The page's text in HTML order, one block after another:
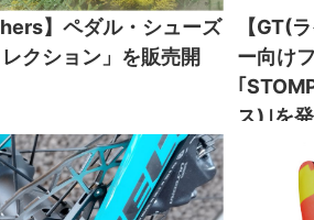
】ペダル・シューズ
クション」を販売開
【GT(
ー向け
｢
ス)｣を